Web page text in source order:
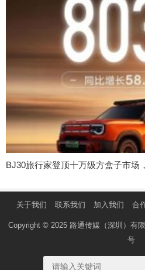
BJ30旅行家登顶十万级方盒子市场
关于我们 联系我们 加入我们 合
Copyright © 2025 路通传媒（深圳）有
号